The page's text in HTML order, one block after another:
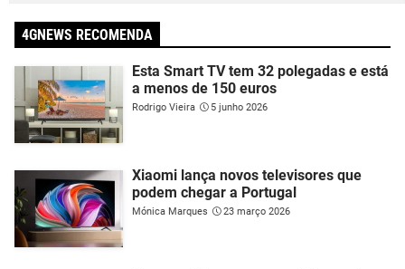
4GNEWS RECOMENDA
Esta Smart TV tem 32 polegadas e está
a menos de 150 euros
Rodrigo Vieira 5 junho 2026
Xiaomi lança novos televisores que
podem chegar a Portugal
Mónica Marques 23 março 2026